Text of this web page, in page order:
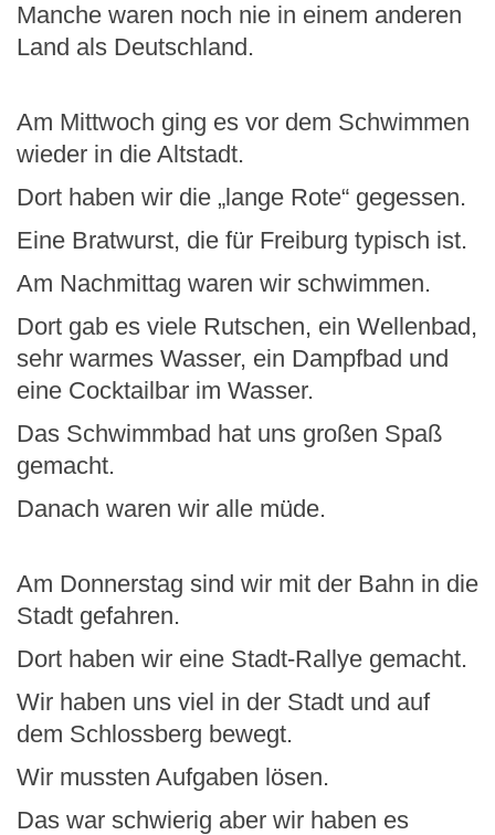
Manche waren noch nie in einem anderen
Land als Deutschland.
Am Mittwoch ging es vor dem Schwimmen
wieder in die Altstadt.
Dort haben wir die „lange Rote“ gegessen.
Eine Bratwurst, die für Freiburg typisch ist.
Am Nachmittag waren wir schwimmen.
Dort gab es viele Rutschen, ein Wellenbad,
sehr warmes Wasser, ein Dampfbad und
eine Cocktailbar im Wasser.
Das Schwimmbad hat uns großen Spaß
gemacht.
Danach waren wir alle müde.
Am Donnerstag sind wir mit der Bahn in die
Stadt gefahren.
Dort haben wir eine Stadt-Rallye gemacht.
Wir haben uns viel in der Stadt und auf
dem Schlossberg bewegt.
Wir mussten Aufgaben lösen.
Das war schwierig aber wir haben es